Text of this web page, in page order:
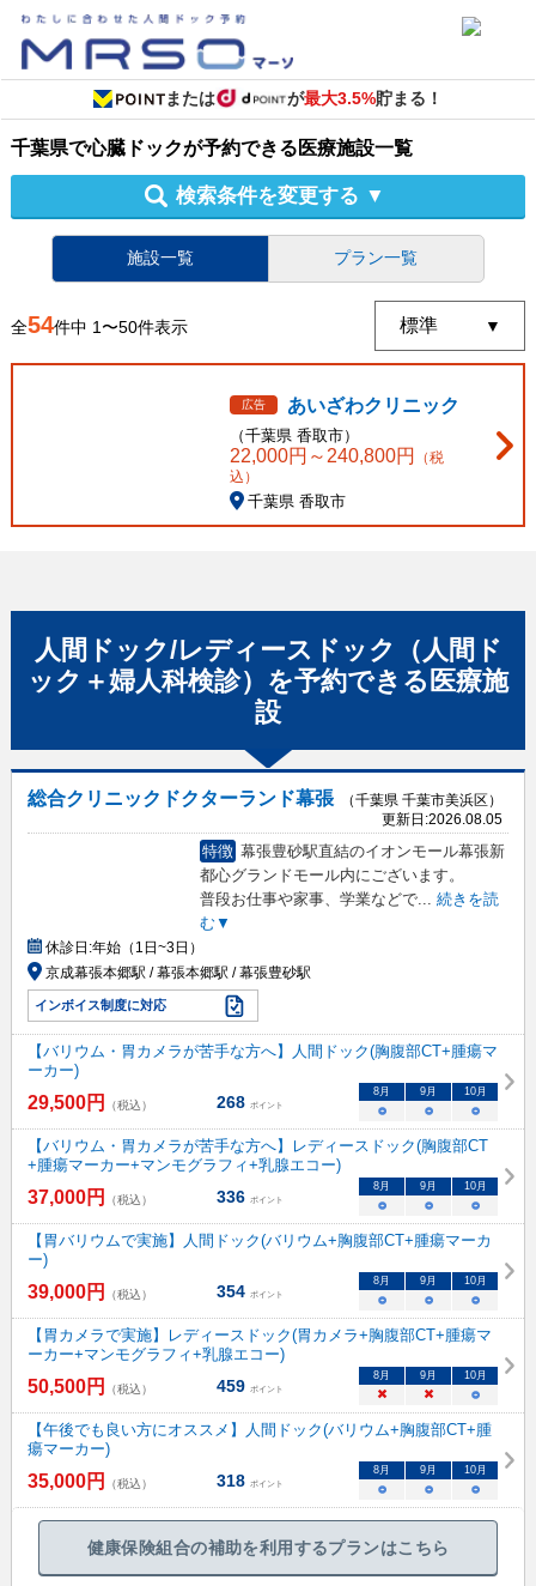
または が最大3.5%貯まる！
千葉県で心臓ドックが予約できる医療施設一覧
検索条件を変更する ▼
施設一覧 プラン一覧
全54件中 1〜50件表示
広告 あいざわクリニック
（千葉県 香取市）
22,000円～240,800円
（税
込）
千葉県 香取市
人間ドック/レディースドック（人間ド
ック＋婦人科検診） を予約できる 医療施
設
総合クリニックドクターランド幕張
（千葉県 千葉市美浜区）
更新日:2026.08.05
特徴 幕張豊砂駅直結のイオンモール幕張新
都心グランドモール内にございます。
普段お仕事や家事、学業などで... 続きを読
む▼
休診日:年始（1日~3日）
京成幕張本郷駅 / 幕張本郷駅 / 幕張豊砂駅
インボイス制度に対応
【バリウム・胃カメラが苦手な方へ】人間ドック(胸腹部CT+腫瘍マ
ーカー)
29,500円 （税込） 268 ポイント
8月 9月 10月
○ ○ ○
【バリウム・胃カメラが苦手な方へ】レディースドック(胸腹部CT
+腫瘍マーカー+マンモグラフィ+乳腺エコー)
37,000円 （税込） 336 ポイント
8月 9月 10月
○ ○ ○
【胃バリウムで実施】人間ドック(バリウム+胸腹部CT+腫瘍マーカ
ー)
39,000円 （税込） 354 ポイント
8月 9月 10月
○ ○ ○
【胃カメラで実施】レディースドック(胃カメラ+胸腹部CT+腫瘍マ
ーカー+マンモグラフィ+乳腺エコー)
50,500円 （税込） 459 ポイント
8月 9月 10月
× × ○
【午後でも良い方にオススメ】人間ドック(バリウム+胸腹部CT+腫
瘍マーカー)
35,000円 （税込） 318 ポイント
8月 9月 10月
○ ○ ○
健康保険組合の補助を利用するプランはこちら